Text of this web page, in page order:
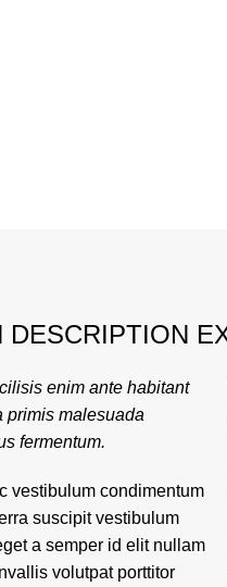
DESCRIPTION
enim ante habitant
primis malesuada
fermentum.
vestibulum condimentum
suscipit vestibulum
a semper id elit nullam
volutpat porttitor